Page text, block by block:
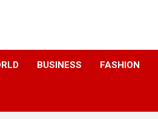
BUSINESS FASHION